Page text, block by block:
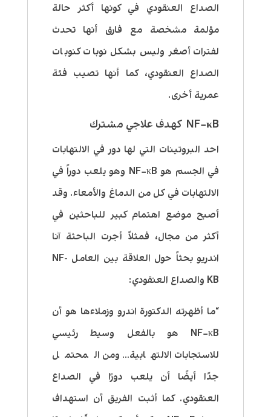
الصداع العنقودي في كونها أكثر حالة
مؤلمة مشخصة مع فارق أنها تحدث
لفترات أصغر وليس بشكل نوبات كنوبات
الصداع العنقودي، كما أنها تصيب فئة
عمرية أخرى.
NF−κB كهدف علاجي مشترك
احد البروتينات التي لها دور في الالتهابات
في الجسم هو NF−κB وهو يلعب دوراً في
الالتهابات في كل من الدماغ والأمعاء. وقد
أصبح موضع اهتمام كبير للباحثين في
أكثر من مجال، فمثلاً أجرت الباحثة آنا
اندريو بحثاً حول العلاقة بين العامل NF-
KB والصداع العنقودي:
“ما أظهرته الدكتورة اندرو وزملاءها هو أن
NF−κB هو بالفعل وسيط رئيسي
للاستجابات الالتهابية… ومن المحتمل
جدًا أيضًا أن يلعب دورًا في الصداع
العنقودي. كما أثبت الفريق أن استهداف